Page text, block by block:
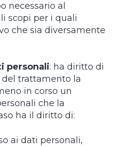
necessario al
scopi per i quali
che sia diversamente
personali: ha diritto di
trattamento la
in corso un
che la
ha il diritto di:
ai dati personali,